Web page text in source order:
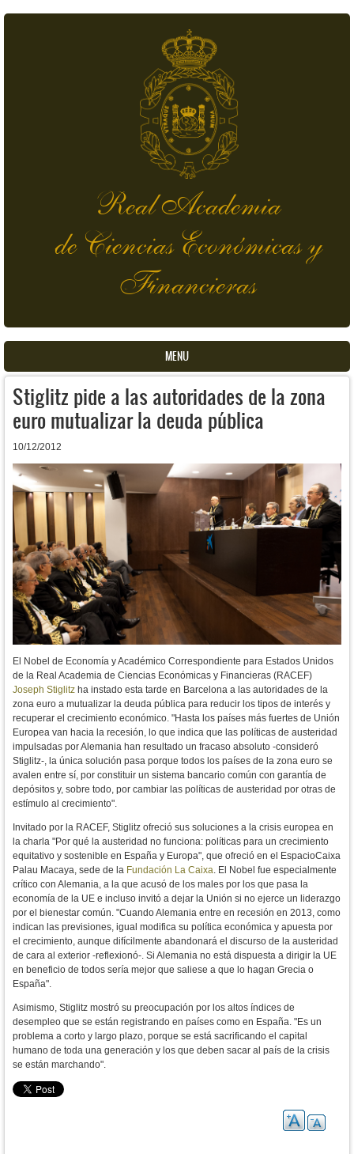
Real Academia
de Ciencias Económicas y
Financieras
MENU
Stiglitz pide a las autoridades de la zona
euro mutualizar la deuda pública
10/12/2012
El Nobel de Economía y Académico Correspondiente para Estados Unidos
de la Real Academia de Ciencias Económicas y Financieras (RACEF)
Joseph Stiglitz ha instado esta tarde en Barcelona a las autoridades de la
zona euro a mutualizar la deuda pública para reducir los tipos de interés y
recuperar el crecimiento económico. "Hasta los países más fuertes de Unión
Europea van hacia la recesión, lo que indica que las políticas de austeridad
impulsadas por Alemania han resultado un fracaso absoluto -consideró
Stiglitz-, la única solución pasa porque todos los países de la zona euro se
avalen entre sí, por constituir un sistema bancario común con garantía de
depósitos y, sobre todo, por cambiar las políticas de austeridad por otras de
estímulo al crecimiento".
Invitado por la RACEF, Stiglitz ofreció sus soluciones a la crisis europea en
la charla "Por qué la austeridad no funciona: políticas para un crecimiento
equitativo y sostenible en España y Europa", que ofreció en el EspacioCaixa
Palau Macaya, sede de la Fundación La Caixa. El Nobel fue especialmente
crítico con Alemania, a la que acusó de los males por los que pasa la
economía de la UE e incluso invitó a dejar la Unión si no ejerce un liderazgo
por el bienestar común. "Cuando Alemania entre en recesión en 2013, como
indican las previsiones, igual modifica su política económica y apuesta por
el crecimiento, aunque difícilmente abandonará el discurso de la austeridad
de cara al exterior -reflexionó-. Si Alemania no está dispuesta a dirigir la UE
en beneficio de todos sería mejor que saliese a que lo hagan Grecia o
España".
Asimismo, Stiglitz mostró su preocupación por los altos índices de
desempleo que se están registrando en países como en España. "Es un
problema a corto y largo plazo, porque se está sacrificando el capital
humano de toda una generación y los que deben sacar al país de la crisis
se están marchando".